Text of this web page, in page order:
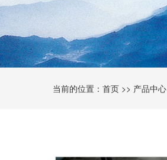
当前的位置： 首页 >> 产品中心